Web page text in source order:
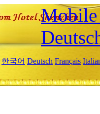
Mobile
한국어 Deutsch Français